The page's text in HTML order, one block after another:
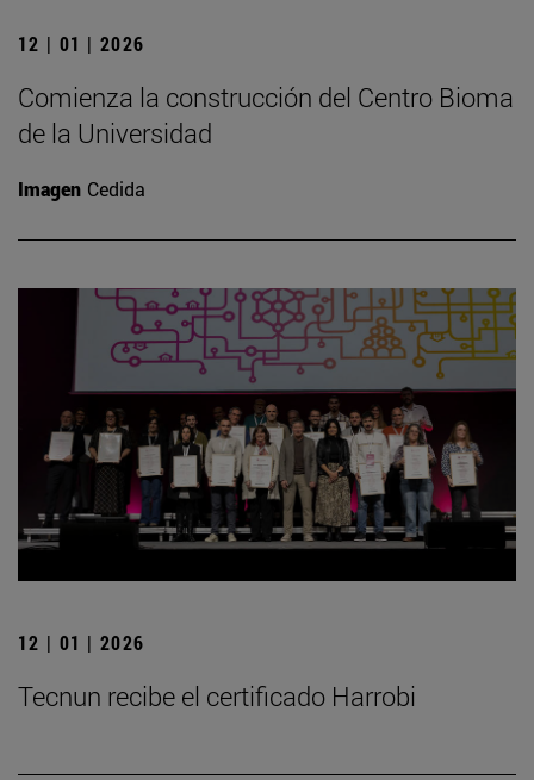
12 | 01 | 2026
Comienza la construcción del Centro Bioma
de la Universidad
Imagen Cedida
12 | 01 | 2026
Tecnun recibe el certificado Harrobi